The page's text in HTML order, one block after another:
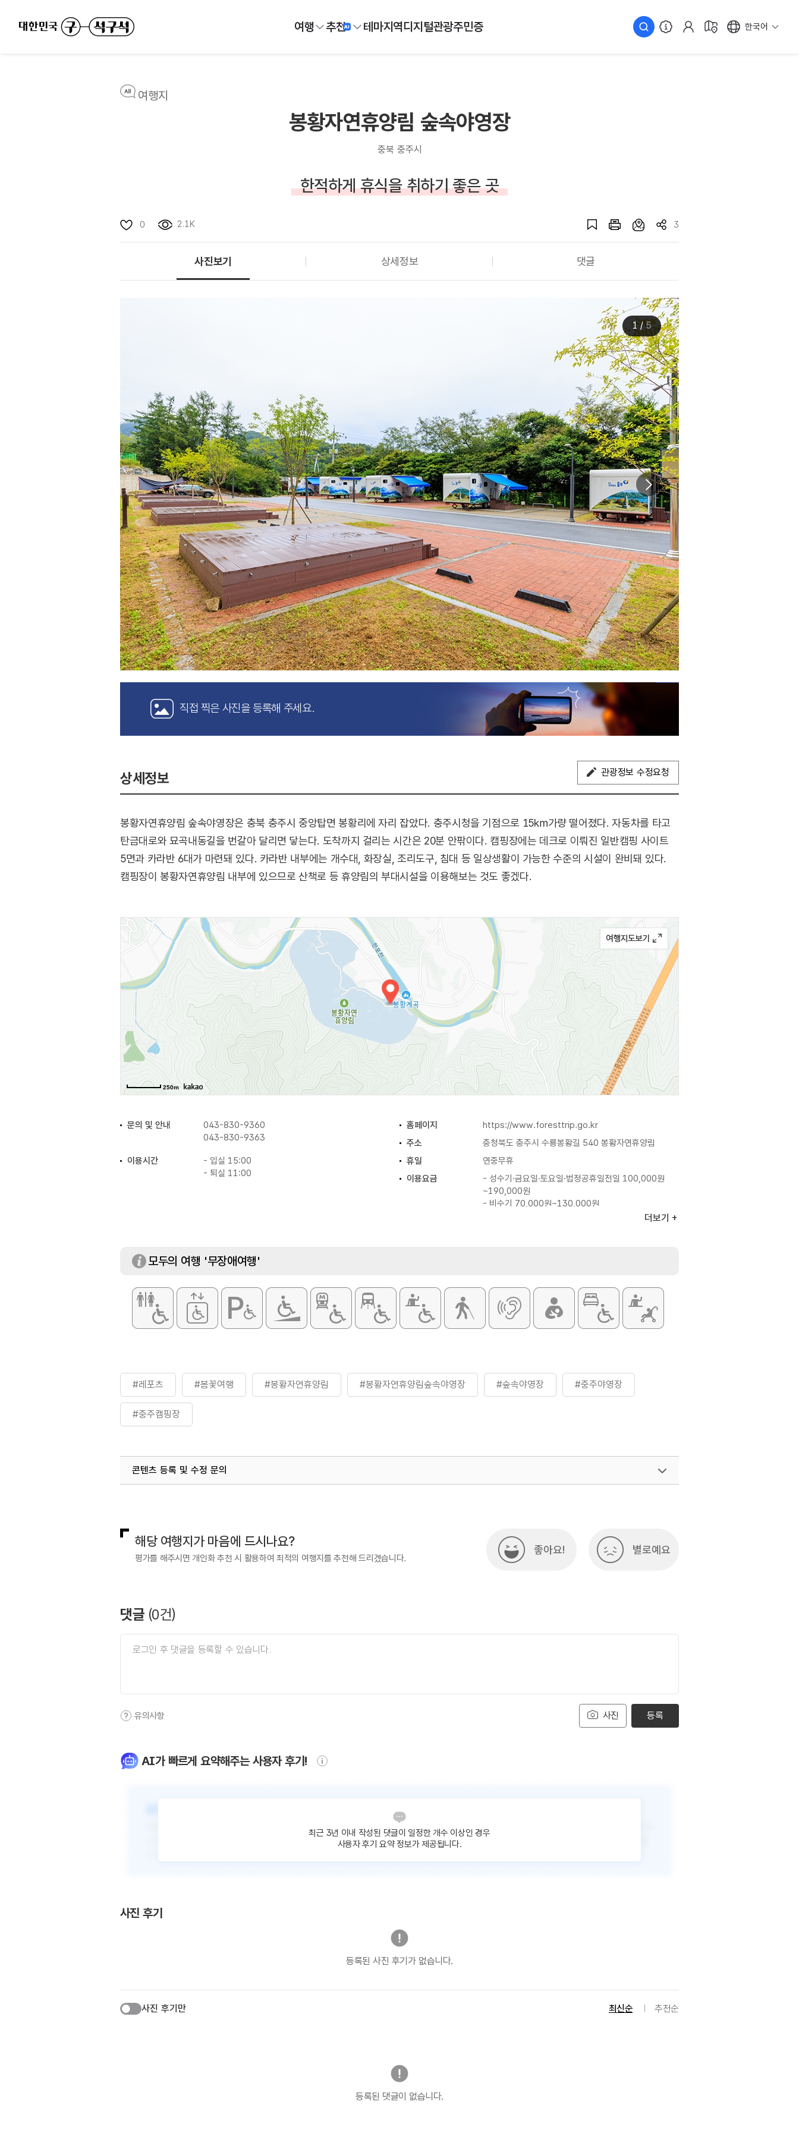
여행 추천 테마지역디지털관광주민증 한국어
여행지
봉황자연휴양림 숲속야영장
충북 충주시
한적하게 휴식을 취하기 좋은 곳
0 2.1K 3
사진보기 상세정보 댓글
1/5
직접 찍은 사진을 등록해 주세요.
상세정보 관광정보 수정요청
봉황자연휴양림 숲속야영장은 충북 충주시 중앙탑면 봉황리에 자리 잡았다. 충주시청을 기점으로 15㎞가량 떨어졌다. 자동차를 타고
탄금대로와 묘곡내동길을 번갈아 달리면 닿는다. 도착까지 걸리는 시간은 20분 안팎이다. 캠핑장에는 데크로 이뤄진 일반캠핑 사이트
5면과 카라반 6대가 마련돼 있다. 카라반 내부에는 개수대, 화장실, 조리도구, 침대 등 일상생활이 가능한 수준의 시설이 완비돼 있다.
캠핑장이 봉황자연휴양림 내부에 있으므로 산책로 등 휴양림의 부대시설을 이용해보는 것도 좋겠다.
250m
문의 및 안내
043-830-9360
043-830-9363
홈페이지
https://www.foresttrip.go.kr
주소
충청북도 충주시 수룡봉황길 540 봉황자연휴양림
이용시간
- 입실 15:00
- 퇴실 11:00
휴일
연중무휴
이용요금
- 성수기·금요일·토요일·법정공휴일전일 100,000원
~190,000원
- 비수기 70,000원~130,000원
※ 자세한 사항은 홈페이지 참조 및 전화 문의 요망더보기
모두의 여행 '무장애여행'
#레포츠 #봄꽃여행 #봉황자연휴양림 #봉황자연휴양림숲속야영장 #숲속야영장 #충주야영장
#충주캠핑장
콘텐츠 등록 및 수정 문의
해당 여행지가 마음에 드시나요?
평가를 해주시면 개인화 추천 시 활용하여 최적의 여행지를 추천해 드리겠습니다.
좋아요! 별로예요
댓글 (0건)
사진
유의사항 등록
AI가 빠르게 요약해주는 사용자 후기!
최근 3년 이내 작성된 댓글이 일정한 개수 이상인 경우
사용자 후기 요약 정보가 제공됩니다.
사진 후기
등록된 사진 후기가 없습니다.
사진 후기만 최신순 추천순
등록된 댓글이 없습니다.